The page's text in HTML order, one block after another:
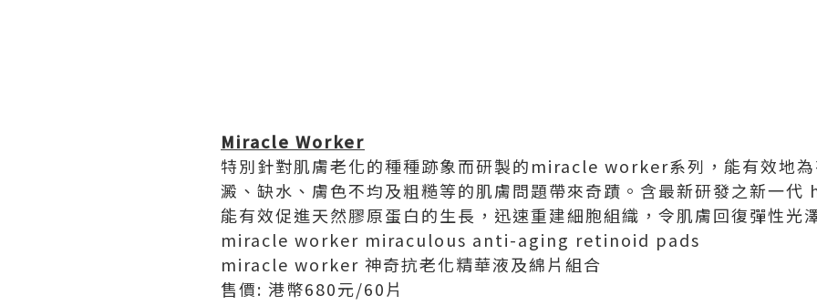
Miracle Worker
特別針對肌膚老化的種種跡象而研製的miracle worker系列，能有效地為
澱、缺水、膚色不均及粗糙等的肌膚問題帶來奇蹟。含最新研發之新一代
能有效促進天然膠原蛋白的生長，迅速重建細胞組織，令肌膚回復彈性光
miracle worker miraculous anti-aging retinoid pads
miracle worker 神奇抗老化精華液及綿片組合
售價: 港幣680元/60片